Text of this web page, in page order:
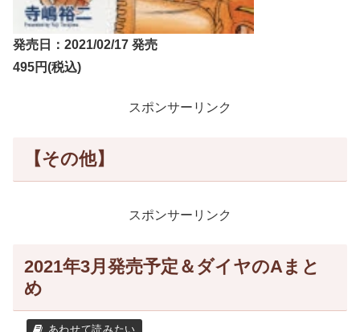
発売日：2021/02/17 発売
495円(税込)
スポンサーリンク
【その他】
スポンサーリンク
2021年3月発売予定＆ダイヤのAまと
め